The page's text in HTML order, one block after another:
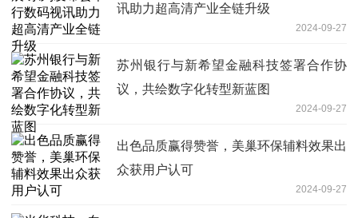
讯助力超高清产业全链升级
2024-09-27
苏州银行与新希望金融科技签署合作协
议，共绘数字化转型新蓝图
2024-09-27
出色品质赢得赞誉，美巢环保辅料效果出
众获用户认可
2024-09-27